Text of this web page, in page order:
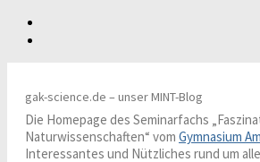
gak-science.de – unser MINT-Blog
Die Homepage des Seminarfachs
Naturwissenschaften“ vom Gymnasium
Interessantes und Nützliches rund um